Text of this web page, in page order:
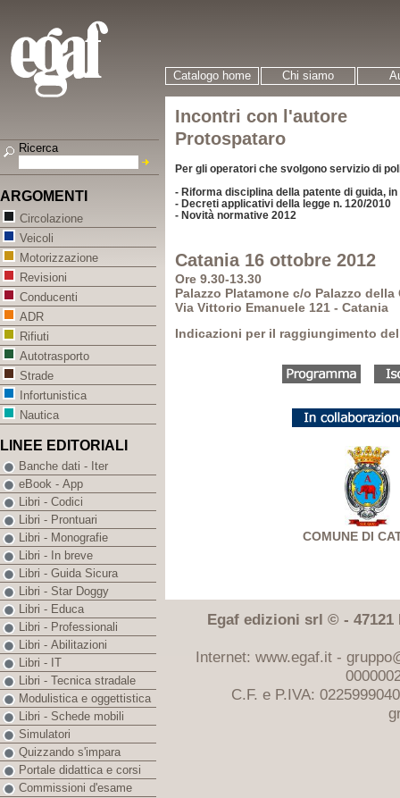
Catalogo home Chi siamo
Incontri con l'autore
Protospataro
Per gli operatori che svolgono servizio di
- Riforma disciplina della patente di guida,
- Decreti applicativi della legge n. 120/2010
- Novità normative 2012
Catania 16 ottobre 2012
Ore 9.30-13.30
Palazzo Platamone c/o Palazzo della
Via Vittorio Emanuele 121 - Catania
Indicazioni per il raggiungimento
COMUNE DI
Egaf edizioni srl © - 47121
Internet: www.egaf.it -
C.F. e P.IVA:
Ricerca
ARGOMENTI
Circolazione
Veicoli
Motorizzazione
Revisioni
Conducenti
ADR
Rifiuti
Autotrasporto
Strade
Infortunistica
Nautica
LINEE EDITORIALI
Banche dati - Iter
eBook - App
Libri - Codici
Libri - Prontuari
Libri - Monografie
Libri - In breve
Libri - Guida Sicura
Libri - Star Doggy
Libri - Educa
Libri - Professionali
Libri - Abilitazioni
Libri - IT
Libri - Tecnica stradale
Modulistica e oggettistica
Libri - Schede mobili
Simulatori
Quizzando s'impara
Portale didattica e corsi
Commissioni d'esame